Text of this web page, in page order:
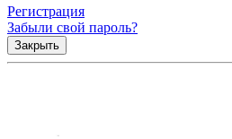
Регистрация
Забыли свой пароль?
Закрыть